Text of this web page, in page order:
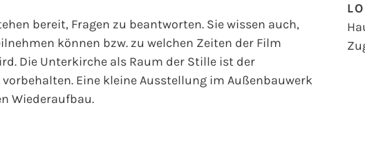
bereit, Fragen zu beantworten. Sie wissen auch,
können bzw. zu welchen Zeiten der Film
Die Unterkirche als Raum der Stille ist der
Eine kleine Ausstellung im Außenbauwerk
Wiederaufbau.